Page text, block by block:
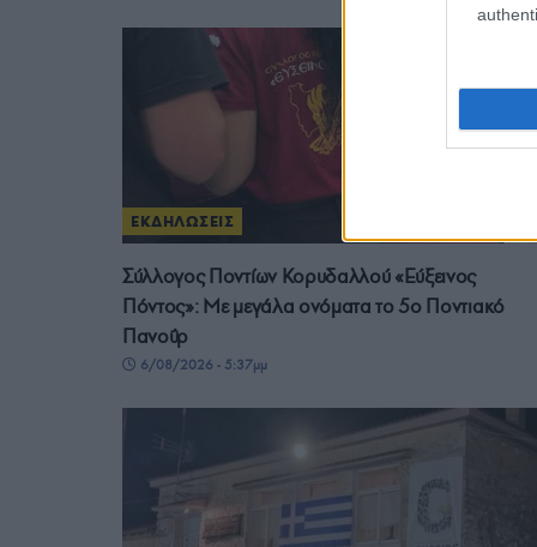
ΕΚΔΗΛΩΣΕΙΣ
Σύλλογος Ποντίων Κορυδαλλού «Εύξεινος
Πόντος»: Με μεγάλα ονόματα το 5ο Ποντιακό
Πανοΰρ
6/08/2026 - 5:37μμ